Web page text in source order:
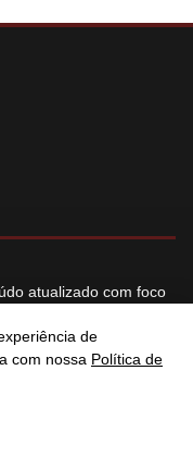
de
com nossa Política de
atualizado com foco